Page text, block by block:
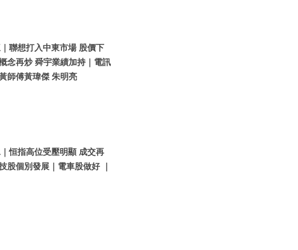
｜聯想打入中東市場 股價下
念再炒 舜宇業績加持｜電訊
師傅黃瑋傑 朱明亮
｜恒指高位受壓明顯 成交再
股個別發展｜電車股做好 ｜